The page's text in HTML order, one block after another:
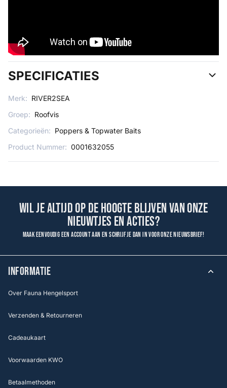
SPECIFICATIES
Merk: RIVER2SEA
Groep: Roofvis
Categorieën: Poppers & Topwater Baits
Product Nummer: 0001632055
Wil je altijd op de hoogte blijven van onze
nieuwtjes en acties?
Maak eenvoudig een account aan en schrijf je dan in voor onze nieuwsbrief!
INFORMATIE
Over Fauna Hengelsport
Verzenden & Retourneren
Cadeaukaart
Voorwaarden KWO
Betaalmethoden